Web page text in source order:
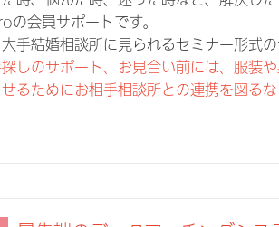
の会員サポートです。
手結婚相談所に見られるセミナー形式の
しのサポート、お見合い前には、服装
るためにお相手相談所との連携を図る